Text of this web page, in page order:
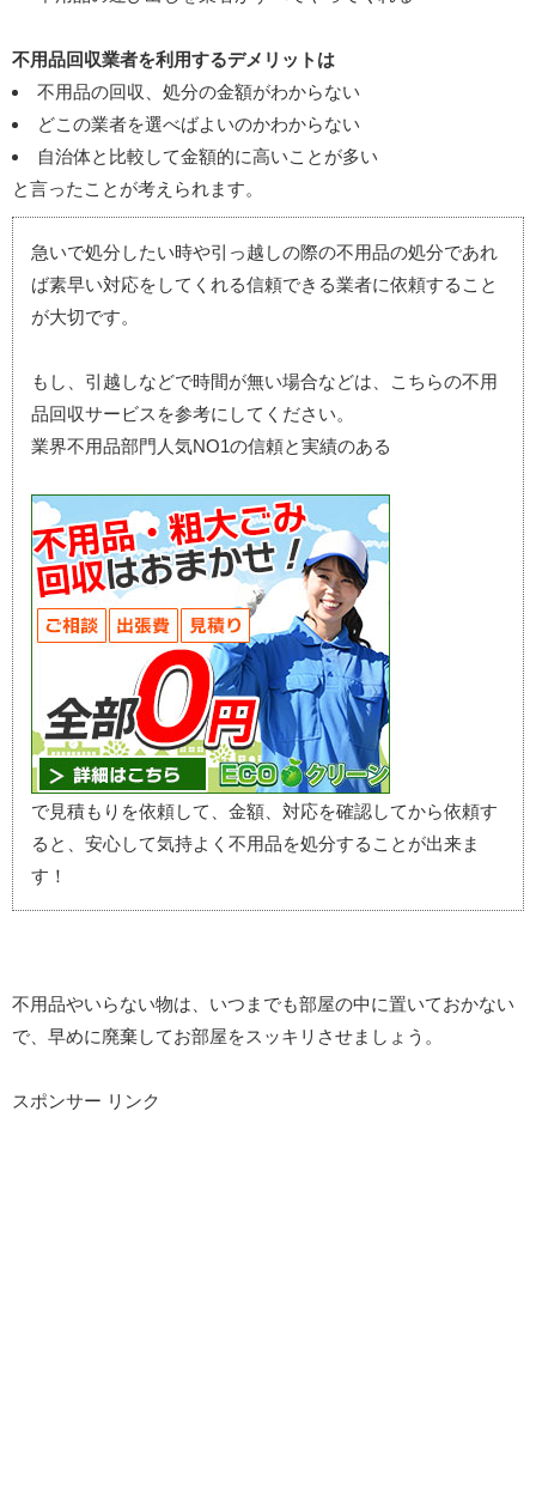
不用品回収業者を利用するデメリットは
不用品の回収、処分の金額がわからない
どこの業者を選べばよいのかわからない
自治体と比較して金額的に高いことが多い
と言ったことが考えられます。
急いで処分したい時や引っ越しの際の不用品の処分であれ
ば素早い対応をしてくれる信頼できる業者に依頼すること
が大切です。
もし、引越しなどで時間が無い場合などは、こちらの不用
品回収サービスを参考にしてください。
業界不用品部門人気NO1の信頼と実績のある
で見積もりを依頼して、金額、対応を確認してから依頼す
ると、安心して気持よく不用品を処分することが出来ま
す！
不用品やいらない物は、いつまでも部屋の中に置いておかない
で、早めに廃棄してお部屋をスッキリさせましょう。
スポンサー リンク